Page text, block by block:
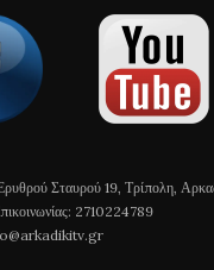
Σταυρού 19, Τρίπολη,
2710224789